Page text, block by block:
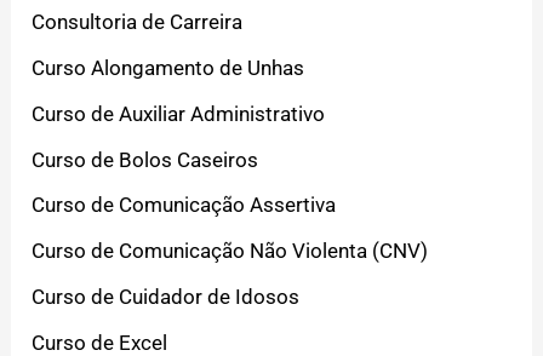
Consultoria de Carreira
Curso Alongamento de Unhas
Curso de Auxiliar Administrativo
Curso de Bolos Caseiros
Curso de Comunicação Assertiva
Curso de Comunicação Não Violenta (CNV)
Curso de Cuidador de Idosos
Curso de Excel